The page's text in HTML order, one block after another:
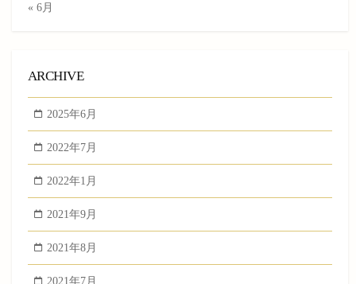
« 6月
ARCHIVE
2025年6月
2022年7月
2022年1月
2021年9月
2021年8月
2021年7月